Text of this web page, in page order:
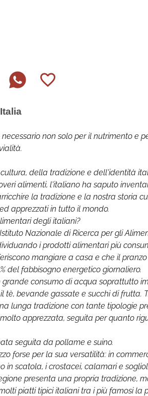
non solo per il nutrimento e
della tradizione e dell'identità
alimenti, l'italiano ha saputo
la tradizione e la nostra storia
apprezzati in tutto il mondo.
degli italiani?
Nazionale di Ricerca per gli
i prodotti alimentari più
mangiare a casa e che il
del fabbisogno energetico giornaliero.
consumo di acqua soprattutto
tè, bevande gassate e succhi di frutta.
lunga tradizione con tante tipologie
apprezzata, seguita per quanto
seguita da pollame e suino.
forse per la sua versatilità: in
in scatola, i crostacei, calamari e
presenta una propria tradizione,
piatti tipici italiani tra i più famosi la